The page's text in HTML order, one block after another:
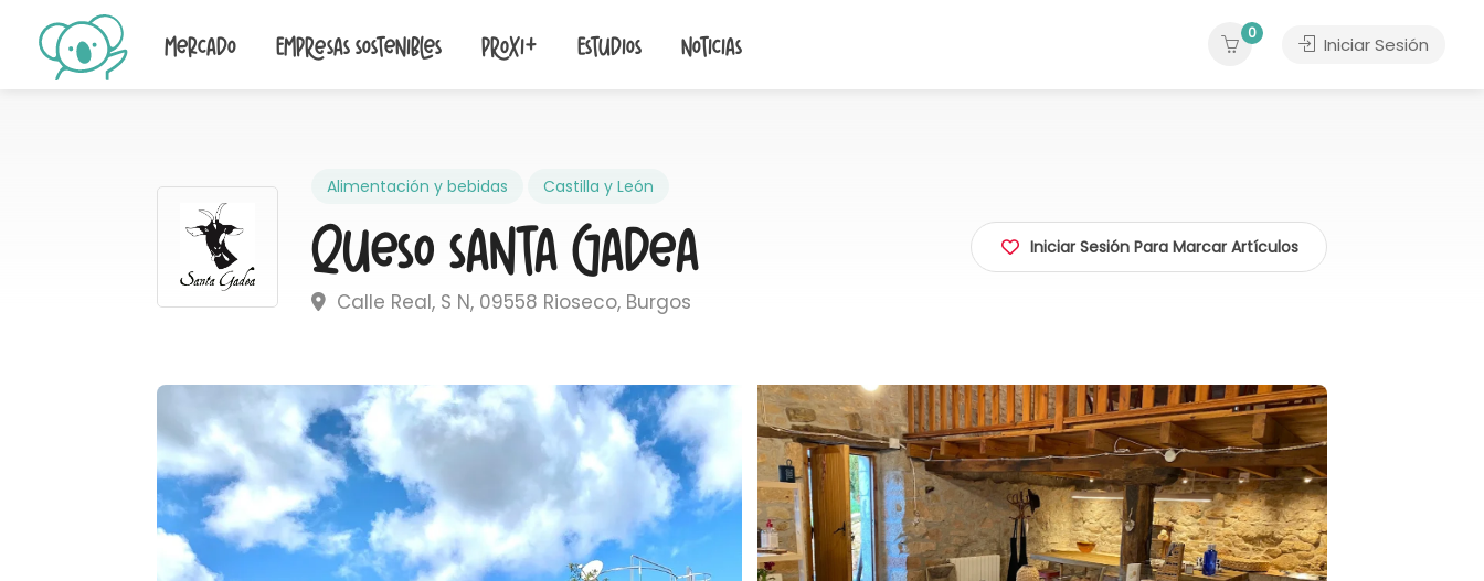
Mercado Empresas sostenibles Proxi+ Estudios Noticias
0
Iniciar Sesión
Alimentación y bebidas Castilla y León
Queso Santa Gadea
Calle Real, S N, 09558 Rioseco, Burgos
Iniciar Sesión Para Marcar Artículos